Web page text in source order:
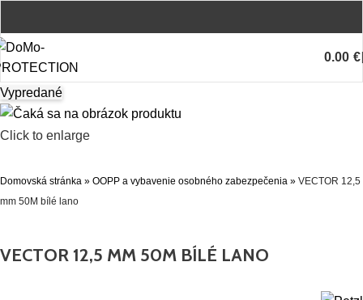
0.00 €
Vypredané
Click to enlarge
Domovská stránka » OOPP a vybavenie osobného zabezpečenia » VECTOR 12,5
mm 50M bílé lano
VECTOR 12,5 MM 50M BÍLÉ LANO